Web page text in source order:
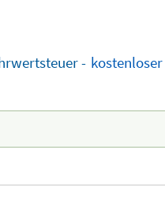
- kostenloser